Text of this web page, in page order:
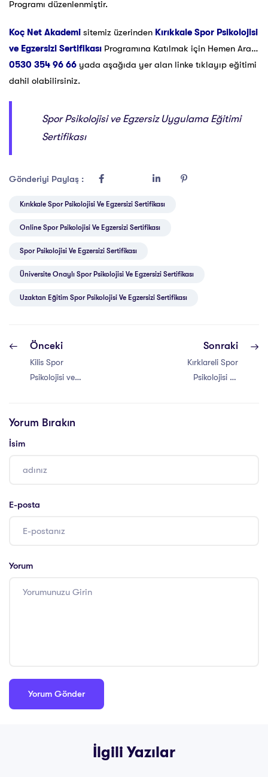
Programı düzenlenmiştir.
Koç Net Akademi sitemiz üzerinden Kırıkkale Spor Psikolojisi
ve Egzersizi Sertifikası Programına Katılmak için Hemen Ara…
0530 354 96 66 yada aşağıda yer alan linke tıklayıp eğitimi
dahil olabilirsiniz.
Spor Psikolojisi ve Egzersiz Uygulama Eğitimi
Sertifikası
Gönderiyi Paylaş :
Kırıkkale Spor Psikolojisi Ve Egzersizi Sertifikası
Online Spor Psikolojisi Ve Egzersizi Sertifikası
Spor Psikolojisi Ve Egzersizi Sertifikası
Üniversite Onaylı Spor Psikolojisi Ve Egzersizi Sertifikası
Uzaktan Eğitim Spor Psikolojisi Ve Egzersizi Sertifikası
Önceki
Kilis Spor
Psikolojisi ve
Sonraki
Kırklareli Spor
Psikolojisi ve
Yorum Bırakın
İsim
E-posta
Yorum
İlgili Yazılar